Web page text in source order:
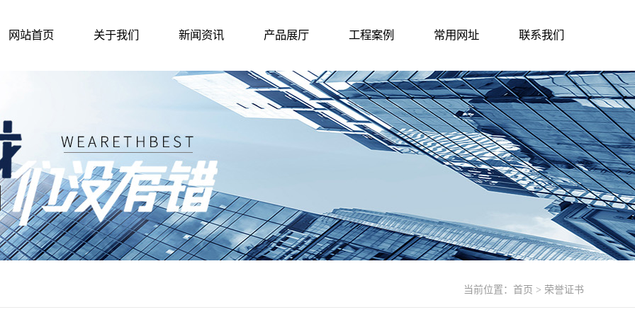
网站首页 关于我们 新闻资讯 产品展厅 工程案例 常用网址 联系我们
当前位置： 首页 > 荣誉证书